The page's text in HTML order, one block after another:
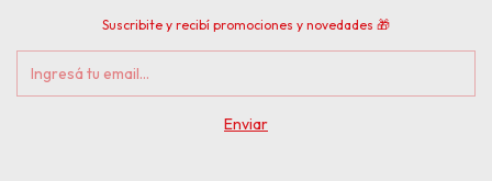
Suscribite y recibí promociones y novedades 🎁